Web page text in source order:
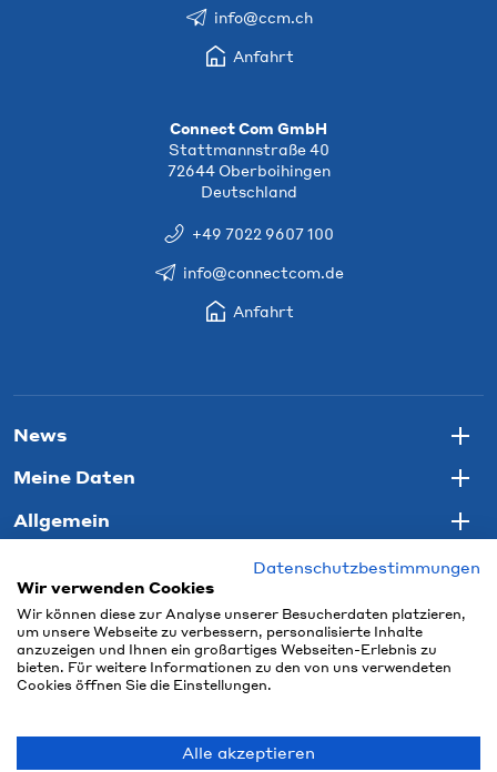
info@ccm.ch
Anfahrt
Connect Com GmbH
Stattmannstraße 40
72644 Oberboihingen
Deutschland
+49 7022 9607 100
info@connectcom.de
Anfahrt
News
Meine Daten
Allgemein
Datenschutzbestimmungen
Wir verwenden Cookies
Wir können diese zur Analyse unserer Besucherdaten platzieren,
um unsere Webseite zu verbessern, personalisierte Inhalte
anzuzeigen und Ihnen ein großartiges Webseiten-Erlebnis zu
bieten. Für weitere Informationen zu den von uns verwendeten
Cookies öffnen Sie die Einstellungen.
Alle akzeptieren